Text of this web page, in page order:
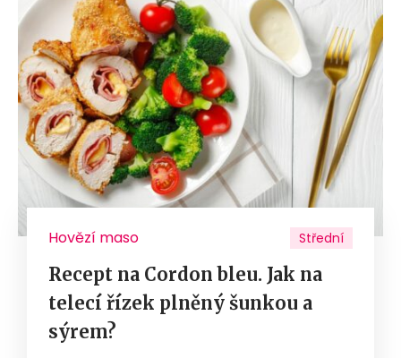
Hovězí maso Střední
Recept na Cordon bleu. Jak na
telecí řízek plněný šunkou a
sýrem?